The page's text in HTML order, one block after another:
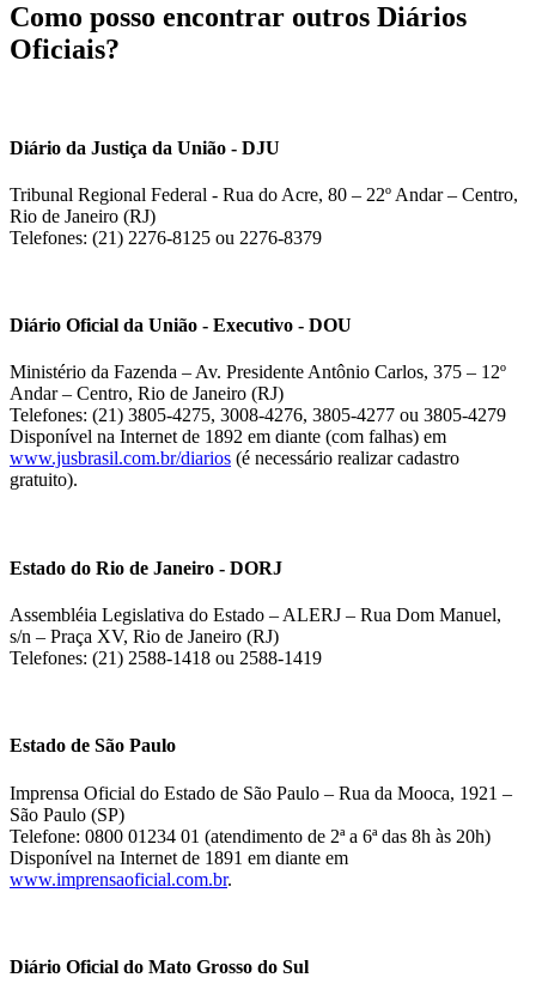
Como posso encontrar outros Diários
Oficiais?
Diário da Justiça da União - DJU
Tribunal Regional Federal - Rua do Acre, 80 – 22º Andar – Centro,
Rio de Janeiro (RJ)
Telefones: (21) 2276-8125 ou 2276-8379
Diário Oficial da União - Executivo - DOU
Ministério da Fazenda – Av. Presidente Antônio Carlos, 375 – 12º
Andar – Centro, Rio de Janeiro (RJ)
Telefones: (21) 3805-4275, 3008-4276, 3805-4277 ou 3805-4279
Disponível na Internet de 1892 em diante (com falhas) em
www.jusbrasil.com.br/diarios (é necessário realizar cadastro
gratuito).
Estado do Rio de Janeiro - DORJ
Assembléia Legislativa do Estado – ALERJ – Rua Dom Manuel,
s/n – Praça XV, Rio de Janeiro (RJ)
Telefones: (21) 2588-1418 ou 2588-1419
Estado de São Paulo
Imprensa Oficial do Estado de São Paulo – Rua da Mooca, 1921 –
São Paulo (SP)
Telefone: 0800 01234 01 (atendimento de 2ª a 6ª das 8h às 20h)
Disponível na Internet de 1891 em diante em
www.imprensaoficial.com.br.
Diário Oficial do Mato Grosso do Sul